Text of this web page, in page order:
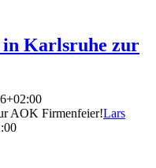
in Karlsruhe zur
AOK Firmenfeier!Lars